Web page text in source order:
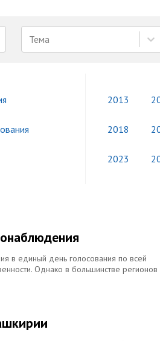
Тема
2013
2018
2023
в единый день голосования по всей
Однако в большинстве регионов